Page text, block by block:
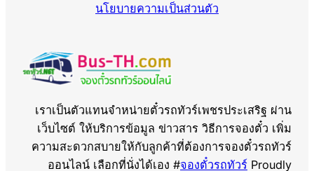
นโยบายความเป็นส่วนตัว
เราเป็นตัวแทนจำหน่ายตั๋วรถทัวร์เพชรประเสริฐ ผ่าน
เว็บไซต์ ให้บริการข้อมูล ข่าวสาร วิธีการจองตั๋ว เพิ่ม
ความสะดวกสบายให้กับลูกค้าที่ต้องการจองตั๋วรถทัวร์
ออนไลน์ เลือกที่นั่งได้เอง #จองตั๋วรถทัวร์ Proudly